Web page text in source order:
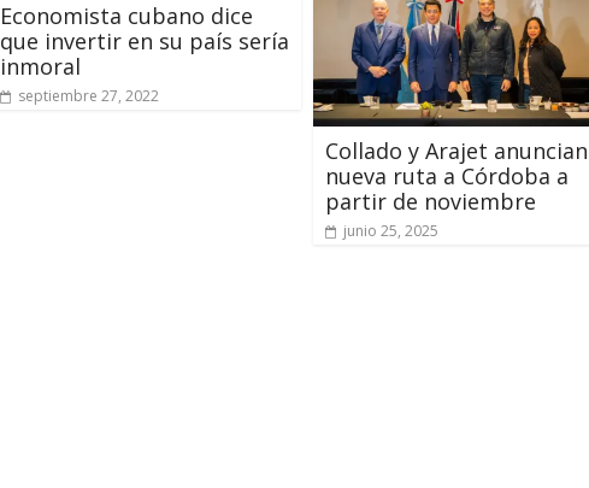
Economista cubano dice
que invertir en su país sería
inmoral
septiembre 27, 2022
Collado y Arajet anuncian
nueva ruta a Córdoba a
partir de noviembre
junio 25, 2025